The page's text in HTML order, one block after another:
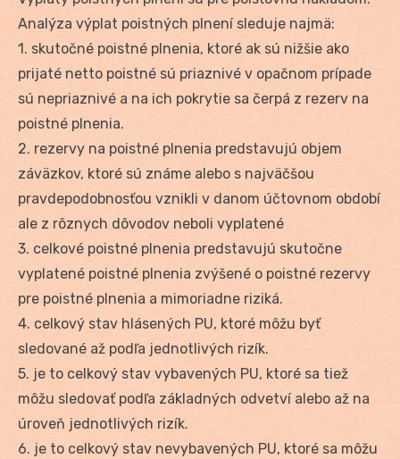
Analýza výplat poistných plnení sleduje najmä:
1. skutočné poistné plnenia, ktoré ak sú nižšie ako
prijaté netto poistné sú priaznivé v opačnom prípade
sú nepriaznivé a na ich pokrytie sa čerpá z rezerv na
poistné plnenia.
2. rezervy na poistné plnenia predstavujú objem
záväzkov, ktoré sú známe alebo s najväčšou
pravdepodobnosťou vznikli v danom účtovnom období
ale z rôznych dôvodov neboli vyplatené
3. celkové poistné plnenia predstavujú skutočne
vyplatené poistné plnenia zvýšené o poistné rezervy
pre poistné plnenia a mimoriadne riziká.
4. celkový stav hlásených PU, ktoré môžu byť
sledované až podľa jednotlivých rizík.
5. je to celkový stav vybavených PU, ktoré sa tiež
môžu sledovať podľa základných odvetví alebo až na
úroveň jednotlivých rizík.
6. je to celkový stav nevybavených PU, ktoré sa môžu